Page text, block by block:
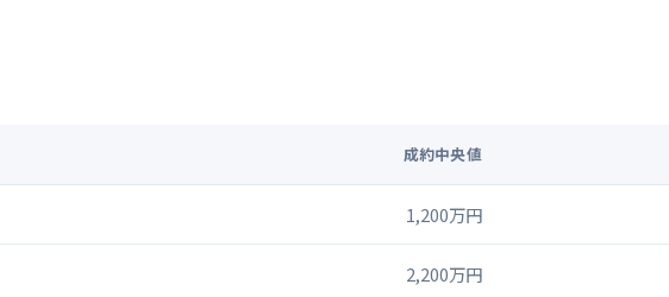
成約中央値
1,200万円
2,200万円